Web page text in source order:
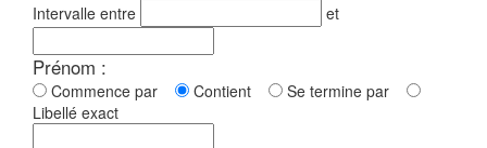
Intervalle entre et
Prénom :
Commence par Contient
Se termine par
Libellé exact